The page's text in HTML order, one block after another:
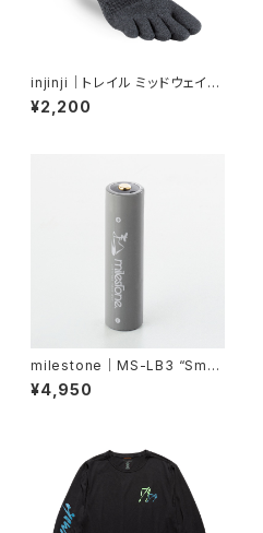
injinji｜トレイル ミッドウェイト
ミニクルー（グラナイト）
¥2,200
milestone｜MS-LB3 “Smar
t Mobile Battery”
¥4,950